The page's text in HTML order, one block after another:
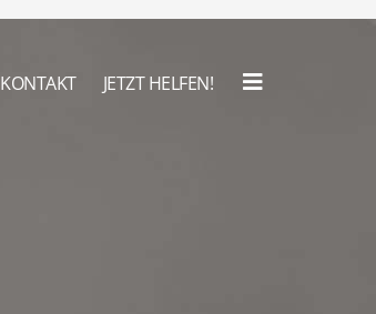
KONTAKT JETZT HELFEN!